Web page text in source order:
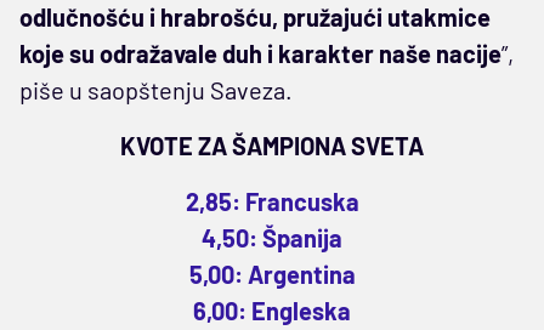
odlučnošću i hrabrošću, pružajući utakmice
koje su odražavale duh i karakter naše nacije”,
piše u saopštenju Saveza.
KVOTE ZA ŠAMPIONA SVETA
2,85: Francuska
4,50: Španija
5,00: Argentina
6,00: Engleska